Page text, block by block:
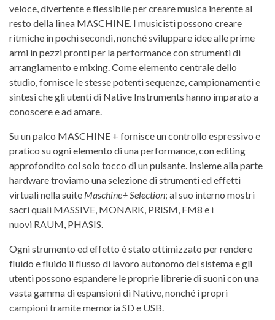
veloce, divertente e flessibile per creare musica inerente al
resto della linea MASCHINE. I musicisti possono creare
ritmiche in pochi secondi, nonché sviluppare idee alle prime
armi in pezzi pronti per la performance con strumenti di
arrangiamento e mixing. Come elemento centrale dello
studio, fornisce le stesse potenti sequenze, campionamenti e
sintesi che gli utenti di Native Instruments hanno imparato a
conoscere e ad amare.
Su un palco MASCHINE + fornisce un controllo espressivo e
pratico su ogni elemento di una performance, con editing
approfondito col solo tocco di un pulsante. Insieme alla parte
hardware troviamo una selezione di strumenti ed effetti
virtuali nella suite Maschine+ Selection; al suo interno mostri
sacri quali MASSIVE, MONARK, PRISM, FM8 e i
nuovi RAUM, PHASIS.
Ogni strumento ed effetto è stato ottimizzato per rendere
fluido e fluido il flusso di lavoro autonomo del sistema e gli
utenti possono espandere le proprie librerie di suoni con una
vasta gamma di espansioni di Native, nonché i propri
campioni tramite memoria SD e USB.